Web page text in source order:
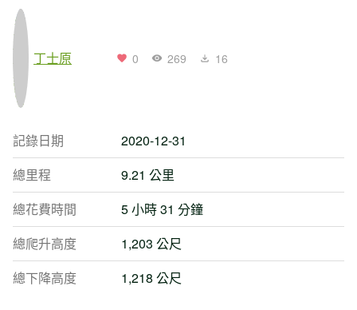
丁士原 0 269 16
記錄日期
2020-12-31
總里程
9.21 公里
總花費時間
5 小時 31 分鐘
總爬升高度
1,203 公尺
總下降高度
1,218 公尺